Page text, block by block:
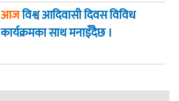
आजविश्व आदिवासी दिवस विविध
कार्यक्रमका साथ मनाइँदैछ ।